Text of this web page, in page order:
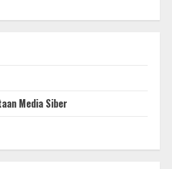
Media Siber